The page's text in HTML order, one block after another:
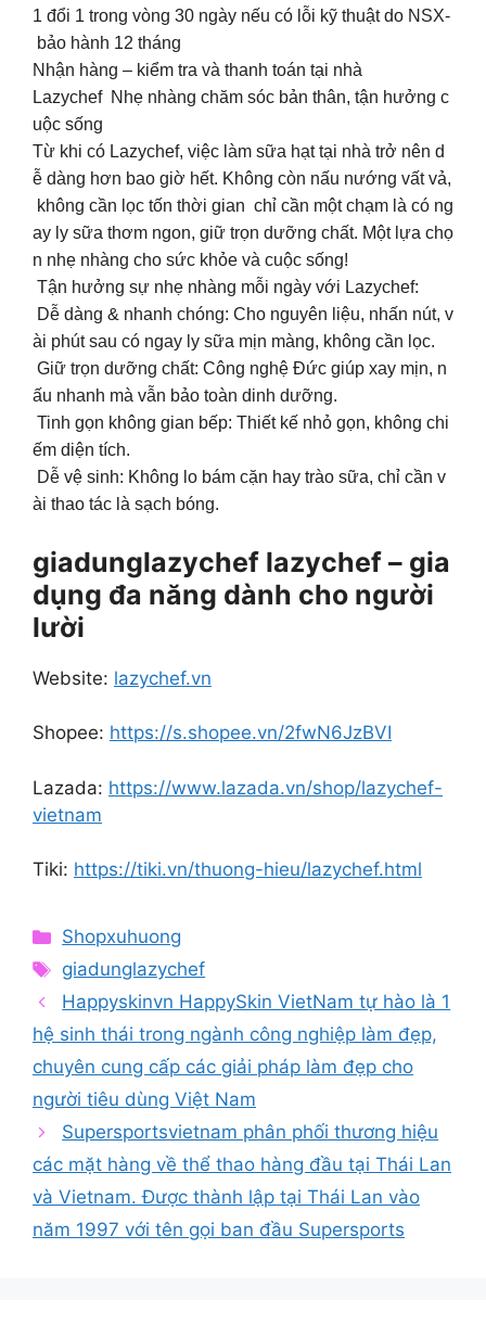
1 đổi 1 trong vòng 30 ngày nếu có lỗi kỹ thuật do NSX-
bảo hành 12 tháng
Nhận hàng – kiểm tra và thanh toán tại nhà
Lazychef Nhẹ nhàng chăm sóc bản thân, tận hưởng c
uộc sống
Từ khi có Lazychef, việc làm sữa hạt tại nhà trở nên d
ễ dàng hơn bao giờ hết. Không còn nấu nướng vất vả,
không cần lọc tốn thời gian chỉ cần một chạm là có ng
ay ly sữa thơm ngon, giữ trọn dưỡng chất. Một lựa chọ
n nhẹ nhàng cho sức khỏe và cuộc sống!
Tận hưởng sự nhẹ nhàng mỗi ngày với Lazychef:
Dễ dàng & nhanh chóng: Cho nguyên liệu, nhấn nút, v
ài phút sau có ngay ly sữa mịn màng, không cần lọc.
Giữ trọn dưỡng chất: Công nghệ Đức giúp xay mịn, n
ấu nhanh mà vẫn bảo toàn dinh dưỡng.
Tinh gọn không gian bếp: Thiết kế nhỏ gọn, không chi
ếm diện tích.
Dễ vệ sinh: Không lo bám cặn hay trào sữa, chỉ cần v
ài thao tác là sạch bóng.
giadunglazychef lazychef – gia
dụng đa năng dành cho người
lười
Website: lazychef.vn
Shopee: https://s.shopee.vn/2fwN6JzBVI
Lazada: https://www.lazada.vn/shop/lazychef-
vietnam
Tiki: https://tiki.vn/thuong-hieu/lazychef.html
Categories
Shopxuhuong
Tags
giadunglazychef
Happyskinvn HappySkin VietNam tự hào là 1
hệ sinh thái trong ngành công nghiệp làm đẹp,
chuyên cung cấp các giải pháp làm đẹp cho
người tiêu dùng Việt Nam
Supersportsvietnam phân phối thương hiệu
các mặt hàng về thể thao hàng đầu tại Thái Lan
và Vietnam. Được thành lập tại Thái Lan vào
năm 1997 với tên gọi ban đầu Supersports